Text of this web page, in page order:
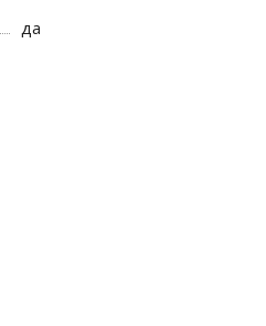
да